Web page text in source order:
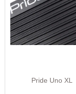
Pride Uno XL